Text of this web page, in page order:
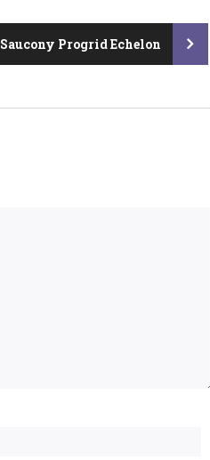
Saucony Progrid Echelon